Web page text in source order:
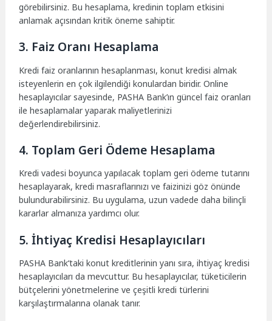
görebilirsiniz. Bu hesaplama, kredinin toplam etkisini
anlamak açısından kritik öneme sahiptir.
3. Faiz Oranı Hesaplama
Kredi faiz oranlarının hesaplanması, konut kredisi almak
isteyenlerin en çok ilgilendiği konulardan biridir. Online
hesaplayıcılar sayesinde, PASHA Bank’ın güncel faiz oranları
ile hesaplamalar yaparak maliyetlerinizi
değerlendirebilirsiniz.
4. Toplam Geri Ödeme Hesaplama
Kredi vadesi boyunca yapılacak toplam geri ödeme tutarını
hesaplayarak, kredi masraflarınızı ve faizinizi göz önünde
bulundurabilirsiniz. Bu uygulama, uzun vadede daha bilinçli
kararlar almanıza yardımcı olur.
5. İhtiyaç Kredisi Hesaplayıcıları
PASHA Bank‘taki konut kreditlerinin yanı sıra, ihtiyaç kredisi
hesaplayıcıları da mevcuttur. Bu hesaplayıcılar, tüketicilerin
bütçelerini yönetmelerine ve çeşitli kredi türlerini
karşılaştırmalarına olanak tanır.